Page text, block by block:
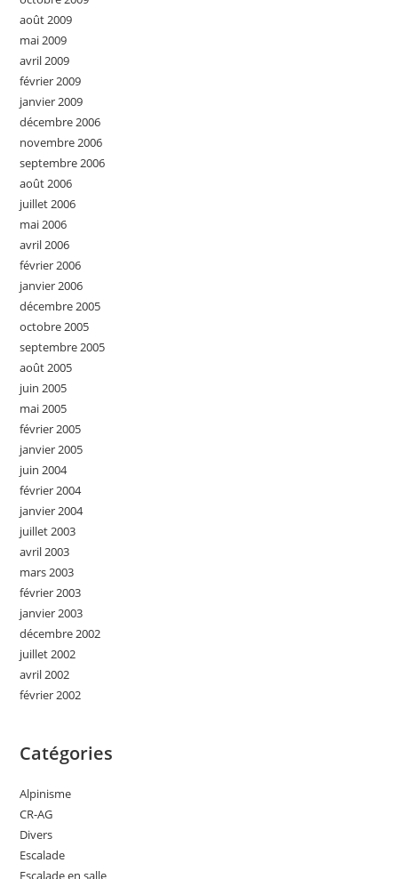
août 2009
mai 2009
avril 2009
février 2009
janvier 2009
décembre 2006
novembre 2006
septembre 2006
août 2006
juillet 2006
mai 2006
avril 2006
février 2006
janvier 2006
décembre 2005
octobre 2005
septembre 2005
août 2005
juin 2005
mai 2005
février 2005
janvier 2005
juin 2004
février 2004
janvier 2004
juillet 2003
avril 2003
mars 2003
février 2003
janvier 2003
décembre 2002
juillet 2002
avril 2002
février 2002
Catégories
Alpinisme
CR-AG
Divers
Escalade
Escalade en salle